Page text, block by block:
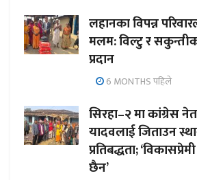
लहानका विपन्न
मलम: विल्टु र
प्रदान
6 MONTHS पहिले
सिरहा–२ मा कांग्रेस
यादवलाई जिताउन
प्रतिबद्धता;
छैन’